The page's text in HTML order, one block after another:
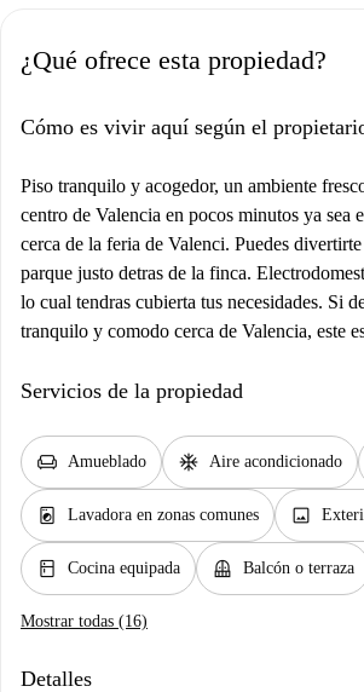
¿Qué ofrece esta propiedad?
Cómo es vivir aquí según el
Piso tranquilo y acogedor, un ambiente
centro de Valencia en pocos minutos ya sea
cerca de la feria de Valenci. Puedes
parque justo detras de la finca.
lo cual tendras cubierta tus necesidades. Si
tranquilo y comodo cerca de Valencia, este
Servicios de la propiedad
chair Amueblado ac_unit Aire acondicionado
local_laundry_service Lavadora en zonas comunes image
kitchen Cocina equipada balcony Balcón o terraza
Mostrar todas (16)
Detalles